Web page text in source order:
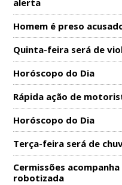
alerta
Homem é preso
Quinta-feira será de
Horóscopo do Dia
Rápida ação de
Horóscopo do Dia
Terça-feira será de
Cermissões
robotizada